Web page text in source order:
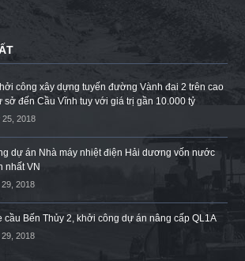
công xây dựng tuyến đường Vành đai 2 trên cao
sở đến Cầu Vĩnh tuy với giá trị gần 10.000 tỷ
2018
dự án Nhà máy nhiệt điện Hải dương vốn nước
nhất VN
2018
cầu Bến Thủy 2, khởi công dự án nâng cấp QL1A
2018